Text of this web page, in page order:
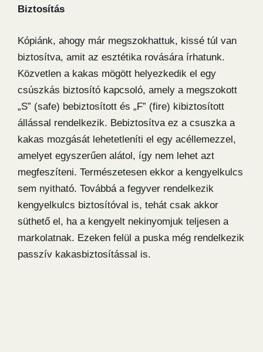
Biztosítás
Kópiánk, ahogy már megszokhattuk, kissé túl van
biztosítva, amit az esztétika rovására írhatunk.
Közvetlen a kakas mögött helyezkedik el egy
csúszkás biztosító kapcsoló, amely a megszokott
„S” (safe) bebiztosított és „F” (fire) kibiztosított
állással rendelkezik. Bebiztosítva ez a csuszka a
kakas mozgását lehetetleníti el egy acéllemezzel,
amelyet egyszerűen alátol, így nem lehet azt
megfeszíteni. Természetesen ekkor a kengyelkulcs
sem nyitható. Továbbá a fegyver rendelkezik
kengyelkulcs biztosítóval is, tehát csak akkor
süthető el, ha a kengyelt nekinyomjuk teljesen a
markolatnak. Ezeken felül a puska még rendelkezik
passzív kakasbiztosítással is.